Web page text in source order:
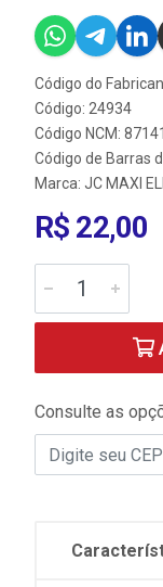
Código do
Código: 24934
Código NCM:
Código de Barras
Marca: JC MAXI
R$ 22,00
Consulte as